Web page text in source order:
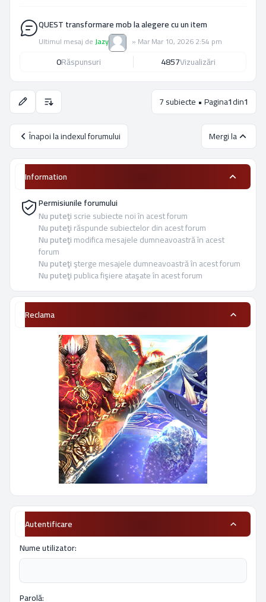
QUEST transformare mob la alegere cu un item
Ultimul mesaj deJazy » Mar Mar 10, 2026 2:54 pm
0Răspunsuri 4857Vizualizări
Opţiuni de sortare şi afişare. 7 subiecte • Pagina1din1
Înapoi la indexul forumului Mergi la
Information
Permisiunile forumului
Nu puteţiscrie subiecte noi în acest forum
Nu puteţirăspunde subiectelor din acest forum
Nu puteţimodifica mesajele dumneavoastră în acest
forum
Nu puteţişterge mesajele dumneavoastră în acest forum
Nu puteţipublica fişiere ataşate în acest forum
Reclama
Autentificare
Nume utilizator:
Parolă: